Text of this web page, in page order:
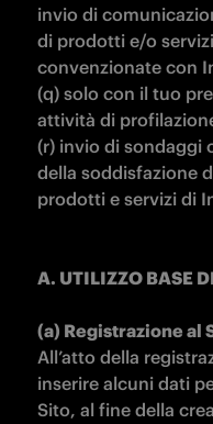
invio di
di prodotti e/o
convenzionate con
(q) solo con il tuo
attività di
(r) invio di sondaggi
della soddisfazione
prodotti e servizi di
A. UTILIZZO BASE
All’atto della
inserire alcuni dati
Sito, al fine della